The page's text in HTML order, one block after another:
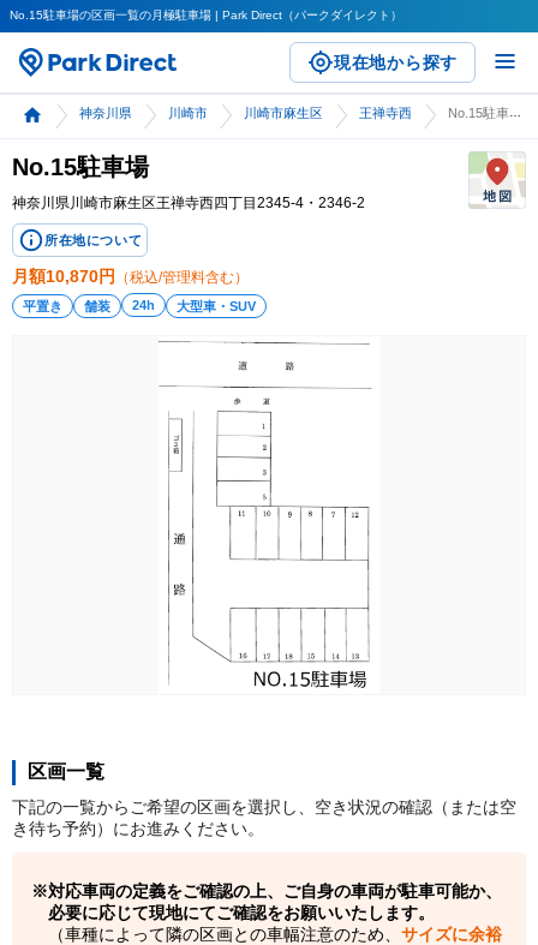
No.15駐車場の区画一覧の月極駐車場 | Park Direct（パークダイレクト）
現在地から探す
神奈川県 川崎市 川崎市麻生区 王禅寺西
No.15駐車場
神奈川県川崎市麻生区王禅寺西四丁目2345-4・2346-2
所在地について
月額10,870円 （税込/管理料含む）
平置き 舗装 24h 大型車・SUV
区画一覧
下記の一覧からご希望の区画を選択し、空き状況の確認（または空
き待ち予約）にお進みください。
対応車両の定義をご確認の上、ご自身の車両が駐車可能か、
必要に応じて現地にてご確認をお願いいたします。
（車種によって隣の区画との車幅注意のため、 サイズに余裕